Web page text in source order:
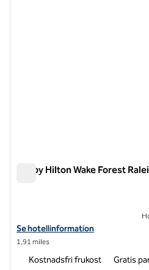
Tru by Hilton Wake Forest
Visa hotelluppgifter för Tru by
Se hotellinformation
1,91 miles
Kostnadsfri frukost Gratis